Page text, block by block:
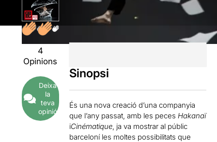
4
Opinions
Deixa
la
teva
opinió
Sinopsi
És una nova creació d’una companyia
que l’any passat, amb les peces Hakanaï
iCinématique , ja va mostrar al públic
barceloní les moltes possibilitats que